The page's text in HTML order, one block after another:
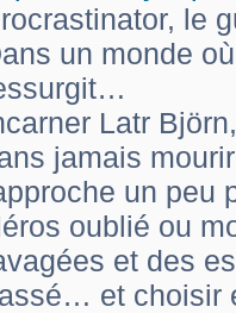
le
un monde
Latr
jamais
un peu
oublié ou
et des
et choisir